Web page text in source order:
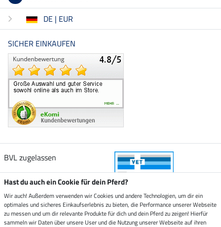
DE | EUR
SICHER EINKAUFEN
BVL zugelassen
Zustellung durch
Hast du auch ein Cookie für dein Pferd?
Wir auch! Außerdem verwenden wir Cookies und andere Technologien, um dir ein
optimales und sicheres Einkaufserlebnis zu bieten, die Performance unserer Webseite
zu messen und um dir relevante Produkte für dich und dein Pferd zu zeigen! Hierfür
sammeln wir Daten über unsere User und die Nutzung unserer Webseite auf ihren